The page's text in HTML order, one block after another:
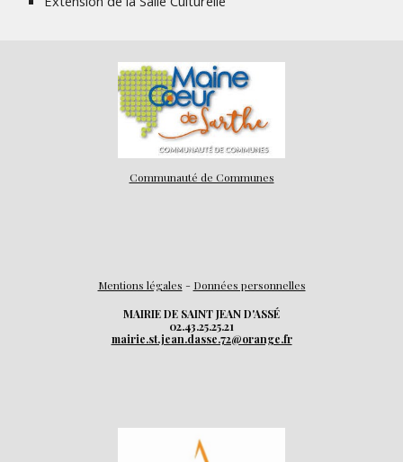
Communauté de Communes
Mentions légales - Données personnelles
MAIRIE DE SAINT JEAN D'ASSÉ
02.43.25.25.21
mairie.st.jean.dasse.72@orange.fr